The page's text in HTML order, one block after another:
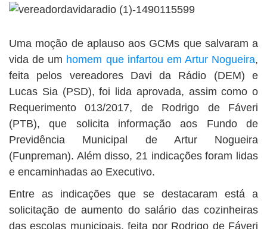
Uma moção de aplauso aos GCMs que salvaram a
vida de um homem que infartou em Artur Nogueira,
feita pelos vereadores Davi da Rádio (DEM) e
Lucas Sia (PSD), foi lida aprovada, assim como o
Requerimento 013/2017, de Rodrigo de Fáveri
(PTB), que solicita informação aos Fundo de
Previdência Municipal de Artur Nogueira
(Funpreman). Além disso, 21 indicações foram lidas
e encaminhadas ao Executivo.
Entre as indicações que se destacaram está a
solicitação de aumento do salário das cozinheiras
das escolas municipais, feita por Rodrigo de Fáveri